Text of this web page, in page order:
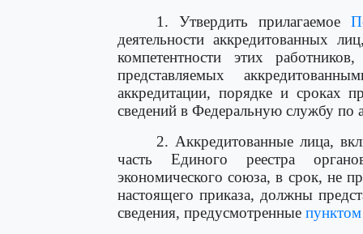
1. Утвердить прилагаемое
деятельности аккредитованных
компетентности этих
представляемых
аккредитации, порядке и сроках
сведений в Федеральную службу по
2. Аккредитованные лица,
часть Единого реестра
экономического союза, в срок, не
настоящего приказа, должны
сведения, предусмотренные